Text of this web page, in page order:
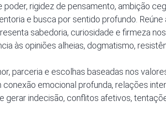
rigidez de pensamento, ambição
e busca por sentido profundo.
sabedoria, curiosidade e firmeza
às opiniões alheias, dogmatismo,
parceria e escolhas baseadas nos
emocional profunda, relações
gerar indecisão, conflitos afetivos,